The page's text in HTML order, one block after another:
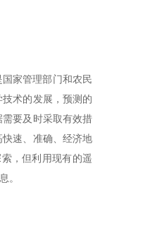
家管理部门和农民
术的发展，预测的
要及时采取有效措
速、准确、经济地
，但利用现有的遥
。